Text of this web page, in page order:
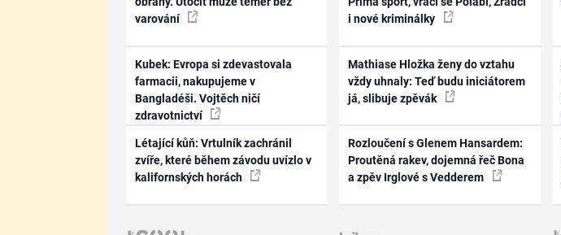
varování
Kubek: Evropa si zdevastovala
farmacii, nakupujeme v
Bangladéši. Vojtěch ničí
zdravotnictví
Létající kůň: Vrtulník zachránil
zvíře, které během závodu uvízlo v
kalifornských horách
i nové kriminálky
Mathiase Hložka ženy do vztahu
vždy uhnaly: Teď budu iniciátorem
já, slibuje zpěvák
Rozloučení s Glenem Hansardem:
Proutěná rakev, dojemná řeč Bona
a zpěv Irglové s Vedderem